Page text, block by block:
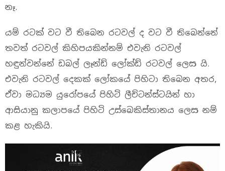
නෑ.
යම් රටක් වට වී තිබෙන රටවල් ද වට වී තිබෙන්නේ
තවත් රටවල් කිහිපයකින්නම් එවැනි රටවල්
හඳුන්වන්නේ ඩබල් ලෑන්ඩ් ලෝක්ඩ් රටවල් ලෙස යි.
එවැනි රටවල් දෙකක් ලෝකයේ පිහිටා තිබෙන අතර,
ඒවා මධ්‍යම යුරෝපයේ පිහිටි ලීච්ටන්ස්ටයින් හා
ආසියානු කලාපයේ පිහිටි උස්බෙකිස්තානය ලෙස නම්
කළ හැකියි.